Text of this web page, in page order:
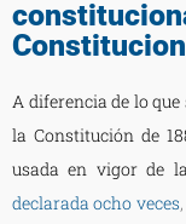
A diferencia de lo
la Constitución de
usada en vigor de
declarada ocho veces